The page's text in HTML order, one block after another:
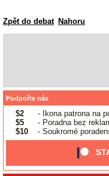
Zpět do debat Nahoru
Podpořte nás
$2
- Ikona patrona na
$5
- Poradna bez
$10
- Soukromé